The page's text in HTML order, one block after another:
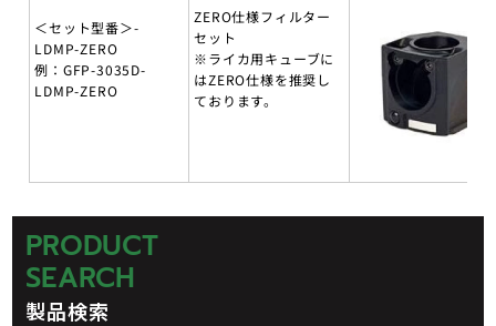
＜セット型番＞-
LDMP-ZERO
例：GFP-3035D-
LDMP-ZERO
ZERO仕様フィルター
セット
※ライカ用キューブに
はZERO仕様を推奨し
ております。
PRODUCT
SEARCH
製品検索